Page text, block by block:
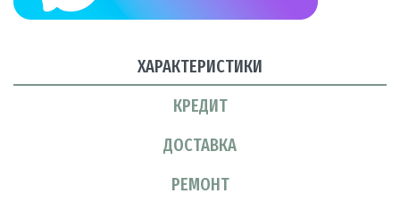
ХАРАКТЕРИСТИКИ
КРЕДИТ
ДОСТАВКА
РЕМОНТ